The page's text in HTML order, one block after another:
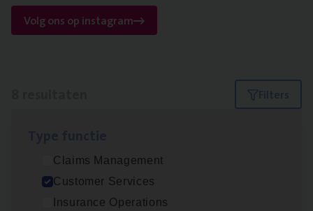
Volg ons op instagram
Filters
Claims Management
Customer Services
Insurance Operations
Busi­ness Analyst
IT, Change & Innovation
Antwerpen